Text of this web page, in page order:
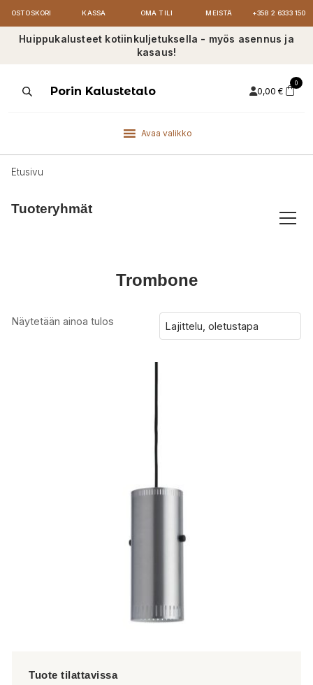
OSTOSKORI KASSA OMA TILI MEISTÄ +358 2 6333 150
Huippukalusteet kotiinkuljetuksella - myös asennus ja
kasaus!
ProductsPorin Kalustetalo 0,00 €
0
Avaa valikko
Etusivu
Tuoteryhmät
Trombone
Näytetään ainoa tulos